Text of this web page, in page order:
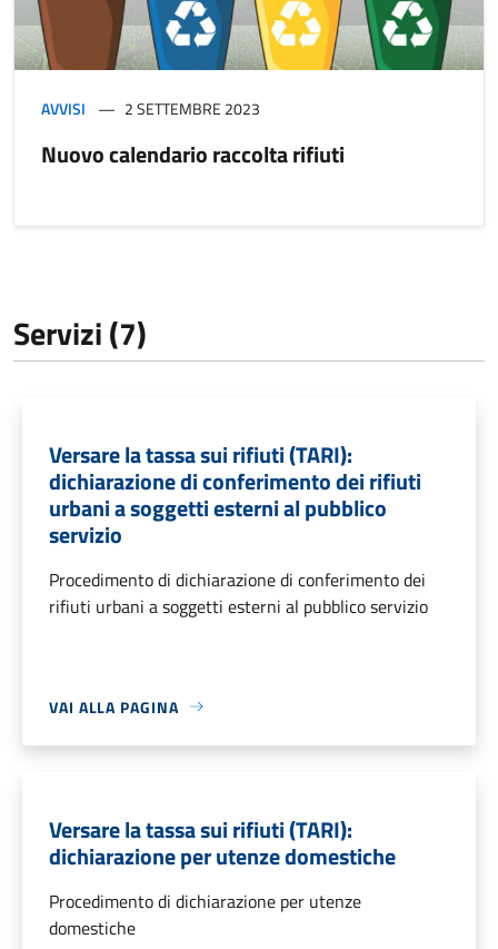
AVVISI 2 SETTEMBRE 2023
Nuovo calendario raccolta rifiuti
Servizi (7)
Versare la tassa sui rifiuti (TARI):
dichiarazione di conferimento dei rifiuti
urbani a soggetti esterni al pubblico
servizio
Procedimento di dichiarazione di conferimento dei
rifiuti urbani a soggetti esterni al pubblico servizio
VAI ALLA PAGINA
Versare la tassa sui rifiuti (TARI):
dichiarazione per utenze domestiche
Procedimento di dichiarazione per utenze
domestiche